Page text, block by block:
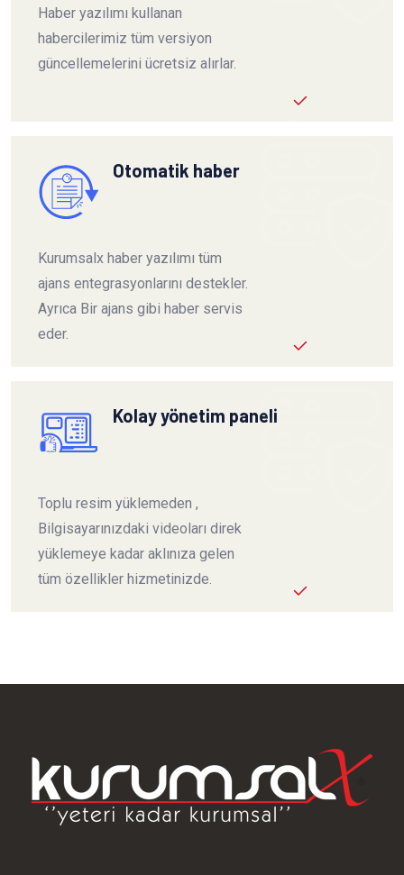
Haber yazılımı kullanan
habercilerimiz tüm versiyon
güncellemelerini ücretsiz alırlar.
Otomatik haber
Kurumsalx haber yazılımı tüm
ajans entegrasyonlarını destekler.
Ayrıca Bir ajans gibi haber servis
eder.
Kolay yönetim paneli
Toplu resim yüklemeden ,
Bilgisayarınızdaki videoları direk
yüklemeye kadar aklınıza gelen
tüm özellikler hizmetinizde.